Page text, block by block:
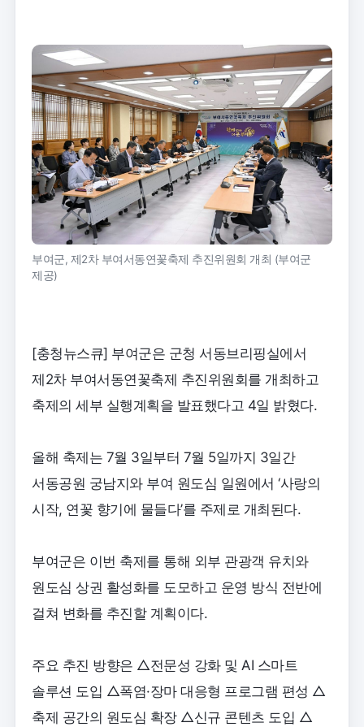
부여군, 제2차 부여서동연꽃축제 추진위원회 개최 (부여군
제공)
[충청뉴스큐] 부여군은 군청 서동브리핑실에서
제2차 부여서동연꽃축제 추진위원회를 개최하고
축제의 세부 실행계획을 발표했다고 4일 밝혔다.
올해 축제는 7월 3일부터 7월 5일까지 3일간
서동공원 궁남지와 부여 원도심 일원에서 ‘사랑의
시작, 연꽃 향기에 물들다’를 주제로 개최된다.
부여군은 이번 축제를 통해 외부 관광객 유치와
원도심 상권 활성화를 도모하고 운영 방식 전반에
걸쳐 변화를 추진할 계획이다.
주요 추진 방향은 △전문성 강화 및 AI 스마트
솔루션 도입 △폭염·장마 대응형 프로그램 편성 △
축제 공간의 원도심 확장 △신규 콘텐츠 도입 △